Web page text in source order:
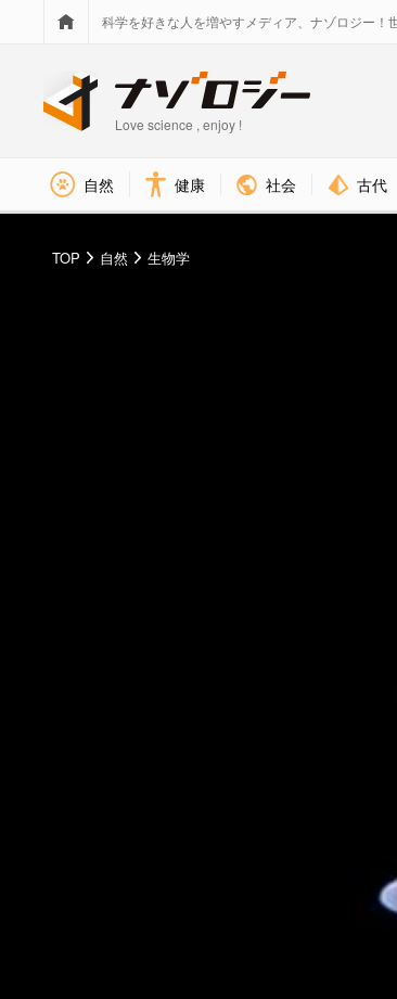
科学を好きな人を増やすメディア、ナゾロジー！
Love science , enjoy !
自然 健康 社会 古代
TOP 自然 生物学